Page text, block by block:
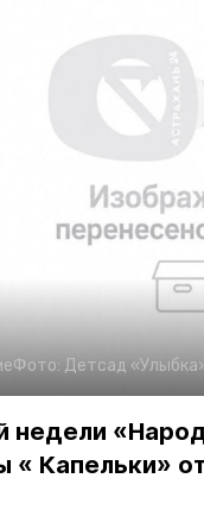
Фото: Детсад
недели
« Капельки»